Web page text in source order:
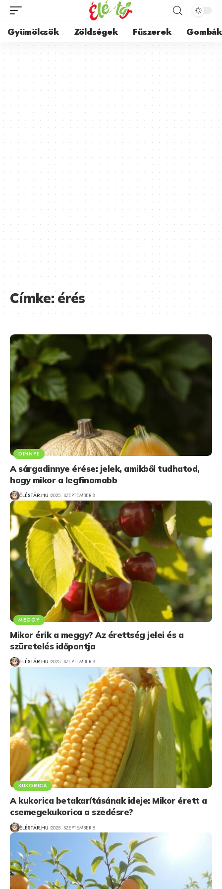
Gyümölcsök Zöldségek Fűszerek Gombák
Címke:érés
DINNYE
A sárgadinnye érése: jelek, amikből tudhatod,
hogy mikor a legfinomabb
ÉLÉSTÁR.HU 2025. SZEPTEMBER 8.
MEGGY
Mikor érik a meggy? Az érettség jelei és a
szüretelés időpontja
ÉLÉSTÁR.HU 2025. SZEPTEMBER 8.
KUKORICA
A kukorica betakarításának ideje: Mikor érett a
csemegekukorica a szedésre?
ÉLÉSTÁR.HU 2025. SZEPTEMBER 8.